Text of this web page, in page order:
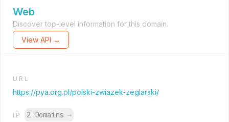
Web
Discover top-level information for this domain.
View API →
URL
https://pya.org.pl/polski-zwiazek-zeglarski/
IP 2 Domains →